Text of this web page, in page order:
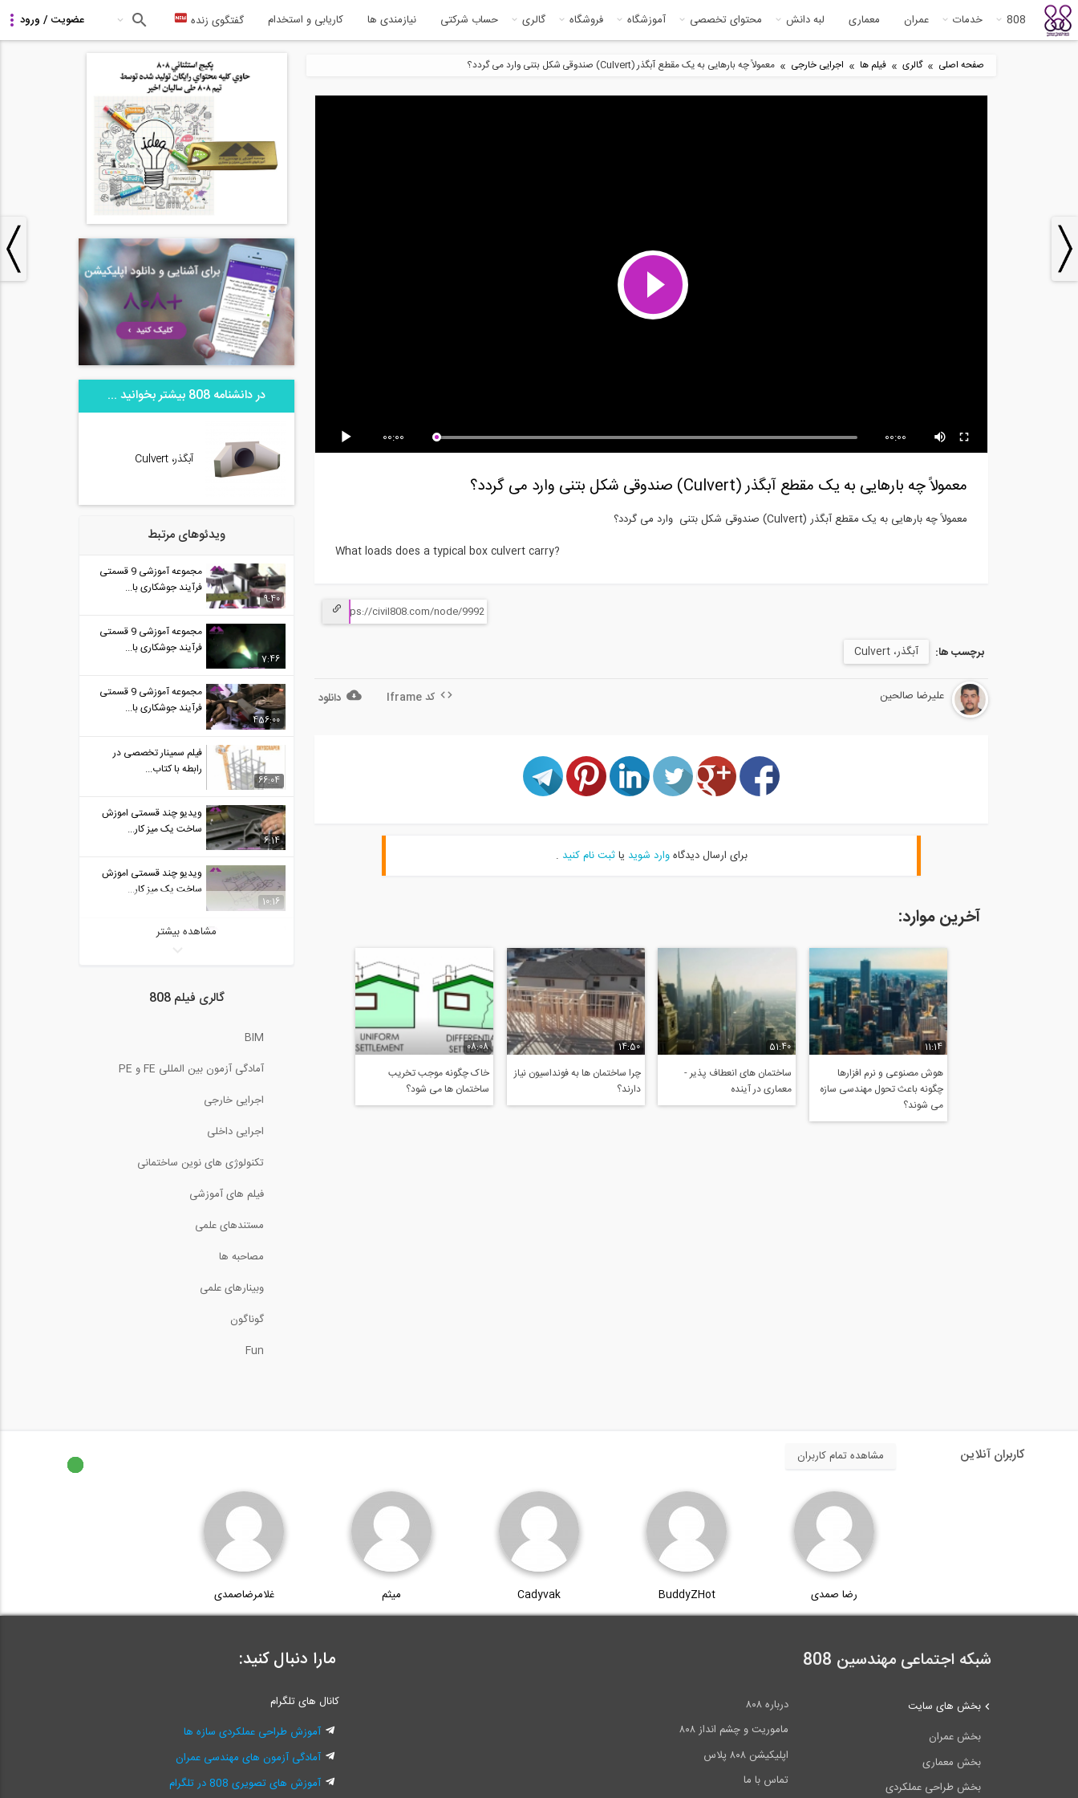
808 خدمات عمران معماری لبه دانش محتوای تخصصی آموزشگاه فروشگاه گالری حساب شرکتی نیازمندی ها کاریابی و استخدام گفتگوی زنده
صفحه اصلی » گالری » فیلم ها » اجرایی خارجی » معمولاً چه بارهایی به یک مقطع آبگذر (Culvert) صندوقی شکل بتنی وارد می گردد؟
00:00 00:00
معمولاً چه بارهایی به یک مقطع آبگذر (Culvert) صندوقی شکل بتنی وارد می گردد؟
معمولاً چه بارهایی به یک مقطع آبگذر (Culvert) صندوقی شکل بتنی وارد می گردد؟
What loads does a typical box culvert carry?
برچسب ها: آبگذر، Culvert
دانلود علیرضا صالحین کد Iframe
برای ارسال دیدگاهوارد شوید یاثبت نام کنید .
آخرین موارد:
11:14
هوش مصنوعی و نرم افزارها
چگونه باعث تحول مهندسی سازه
می شوند؟
51:40
ساختمان های انعطاف پذیر -
معماری در آینده
14:50
چرا ساختمان ها به فونداسیون نیاز
دارند؟
08:08
خاک چگونه موجب تخریب
ساختمان ها می شود؟
در دانشنامه 808 بیشتر بخوانید ...
آبگذر، Culvert
ویدئوهای مرتبط
9:40
مجموعه آموزشی 9 قسمتی
فرآیند جوشکاری با...
7:46
مجموعه آموزشی 9 قسمتی
فرآیند جوشکاری با...
456:00
مجموعه آموزشی 9 قسمتی
فرآیند جوشکاری با...
66:04
فیلم سمینار تخصصی در
رابطه با کتاب...
6:14
ویدیو چند قسمتی اموزش
ساخت یک میز کار...
10:16
ویدیو چند قسمتی اموزش
ساخت یک میز کار...
صندوقی شکل بتنی...
جوشکاری با فرآیند...
7018 کم هیدروژن...
بیش از یک ساعت بازدید
جوشکاری با فرآیند پیشرفته
مشاهده بیشتر
گالری فیلم 808
BIM
آمادگی آزمون بین المللی FE و PE
اجرایی خارجی
اجرایی داخلی
تکنولوژی های نوین ساختمانی
فیلم های آموزشی
مستندهای علمی
مصاحبه ها
وبینارهای علمی
گوناگون
Fun
کاربران آنلاین مشاهده تمام کاربران
رضا صمدی BuddyZHot
Cadyvak میثم غلامرضاصمدی
شبکه اجتماعی مهندسین 808
درباره ۸۰۸
ماموریت و چشم انداز ۸۰۸
اپلیکیشن ۸۰۸ پلاس
تماس با ما
بخش های سایت
بخش عمران
بخش معماری
بخش طراحی عملکردی
مارا دنبال کنید:
کانال های تلگرام
آموزش طراحی عملکردی سازه ها
آمادگی آزمون های مهندسی عمران
آموزش های تصویری 808 در تلگرام